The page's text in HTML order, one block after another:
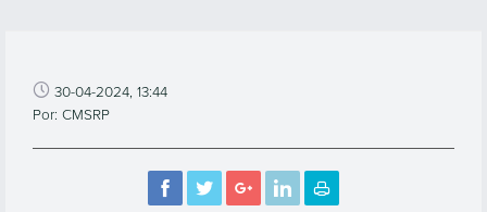
30-04-2024, 13:44
Por: CMSRP